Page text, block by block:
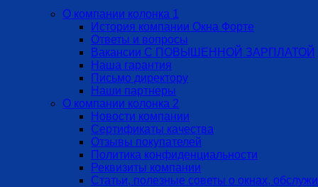
О компании колонка 1
История компании Окна Форте
Ответы и вопросы
Вакансии С ПОВЫШЕННОЙ ЗАРПЛАТОЙ
Наша гарантия
Письмо директору
Наши партнеры
О компании колонка 2
Новости компании
Сертификаты качества
Отзывы покупателей
Политика конфиденциальности
Реквизиты компании
Статьи, полезные советы о окнах,